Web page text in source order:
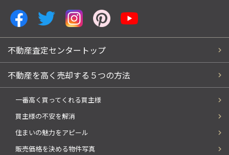
不動産査定センタートップ
不動産を高く売却する５つの方法
一番高く買ってくれる買主様
買主様の不安を解消
住まいの魅力をアピール
販売価格を決める物件写真